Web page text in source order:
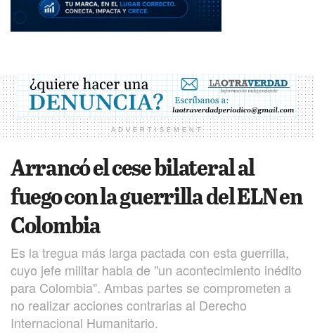
ADVERTISEMENT
Arrancó el cese bilateral al
fuego con la guerrilla del ELN en
Colombia
Es la tregua más larga pactada con esta guerrilla,
cuyo jefe militar habla de "un acontecimiento inédito
para Colombia". Ambas partes se comprometen a
no realizar acciones contrarias al Derecho
Internacional Humanitario.